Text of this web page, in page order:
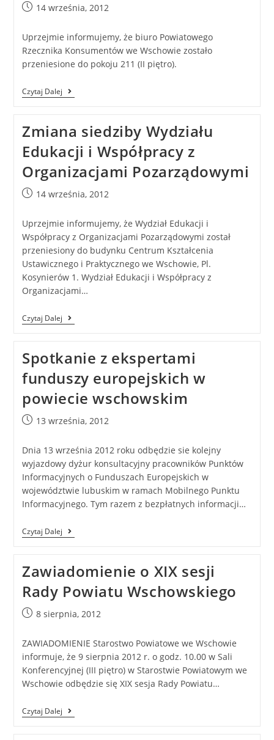
14 września, 2012
Uprzejmie informujemy, że biuro Powiatowego
Rzecznika Konsumentów we Wschowie zostało
przeniesione do pokoju 211 (II piętro).
Czytaj Dalej
Zmiana siedziby Wydziału
Edukacji i Współpracy z
Organizacjami Pozarządowymi
14 września, 2012
Uprzejmie informujemy, że Wydział Edukacji i
Współpracy z Organizacjami Pozarządowymi został
przeniesiony do budynku Centrum Kształcenia
Ustawicznego i Praktycznego we Wschowie, Pl.
Kosynierów 1. Wydział Edukacji i Współpracy z
Organizacjami…
Czytaj Dalej
Spotkanie z ekspertami
funduszy europejskich w
powiecie wschowskim
13 września, 2012
Dnia 13 września 2012 roku odbędzie sie kolejny
wyjazdowy dyżur konsultacyjny pracowników Punktów
Informacyjnych o Funduszach Europejskich w
województwie lubuskim w ramach Mobilnego Punktu
Informacyjnego. Tym razem z bezpłatnych informacji…
Czytaj Dalej
Zawiadomienie o XIX sesji
Rady Powiatu Wschowskiego
8 sierpnia, 2012
ZAWIADOMIENIE Starostwo Powiatowe we Wschowie
informuje, że 9 sierpnia 2012 r. o godz. 10.00 w Sali
Konferencyjnej (III piętro) w Starostwie Powiatowym we
Wschowie odbędzie się XIX sesja Rady Powiatu…
Czytaj Dalej